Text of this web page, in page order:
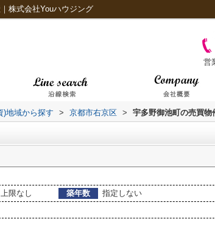
株式会社Youハウジング
営
)地域から探す > 京都市右京区 > 宇多野御池町の売買物
限なし 築年数
指定しない